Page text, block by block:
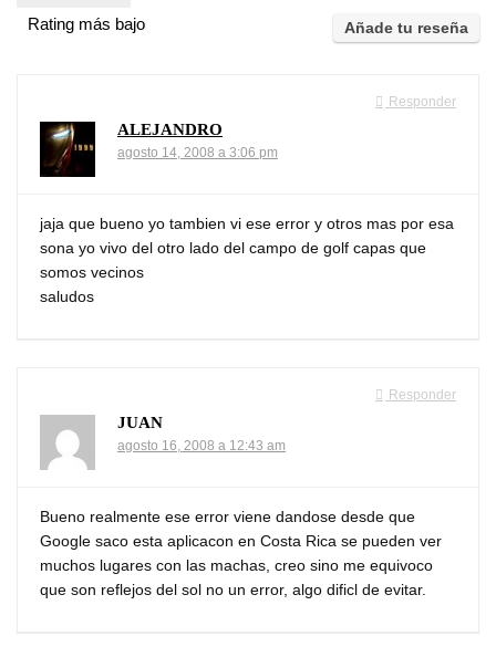
Rating más bajo
Añade tu reseña
Responder
ALEJANDRO
agosto 14, 2008 a 3:06 pm
jaja que bueno yo tambien vi ese error y otros mas por esa
sona yo vivo del otro lado del campo de golf capas que
somos vecinos
saludos
Responder
JUAN
agosto 16, 2008 a 12:43 am
Bueno realmente ese error viene dandose desde que
Google saco esta aplicacon en Costa Rica se pueden ver
muchos lugares con las machas, creo sino me equivoco
que son reflejos del sol no un error, algo dificl de evitar.